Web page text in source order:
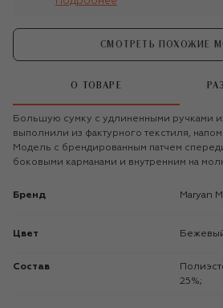
СМОТРЕТЬ ПОХОЖИЕ
О ТОВАРЕ
Большую сумку с удлиненными ручками
выполнили из фактурного текстиля,
Модель с брендированным патчем
боковыми карманами и внутренним на
Бренд Maryan
Цвет
Состав
Полиэстер: 75%; Полипропилен:
25%;